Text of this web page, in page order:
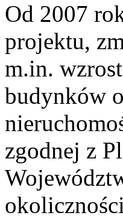
Od 2007
projektu,
m.in.
budynków
zgodnej z